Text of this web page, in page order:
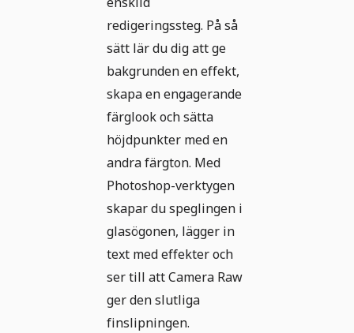
redigeringssteg. På så
sätt lär du dig att ge
bakgrunden en effekt,
skapa en engagerande
färglook och sätta
höjdpunkter med en
andra färgton. Med
Photoshop-verktygen
skapar du speglingen i
glasögonen, lägger in
text med effekter och
ser till att Camera Raw
ger den slutliga
finslipningen.